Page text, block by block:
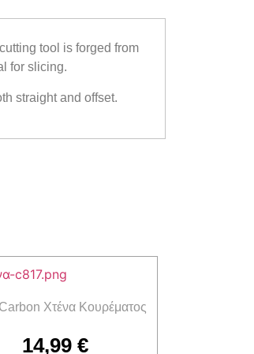
tool is forged from
for slicing.
straight and offset.
Χτένα Κουρέματος
14,99 €